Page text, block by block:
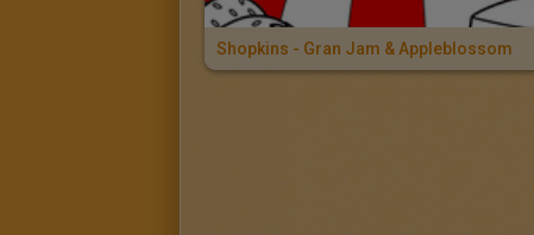
Shopkins - Gran Jam & Appleblossom